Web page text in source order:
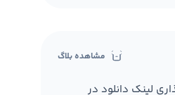
مشاهده بلاگ
لینک دانلود در